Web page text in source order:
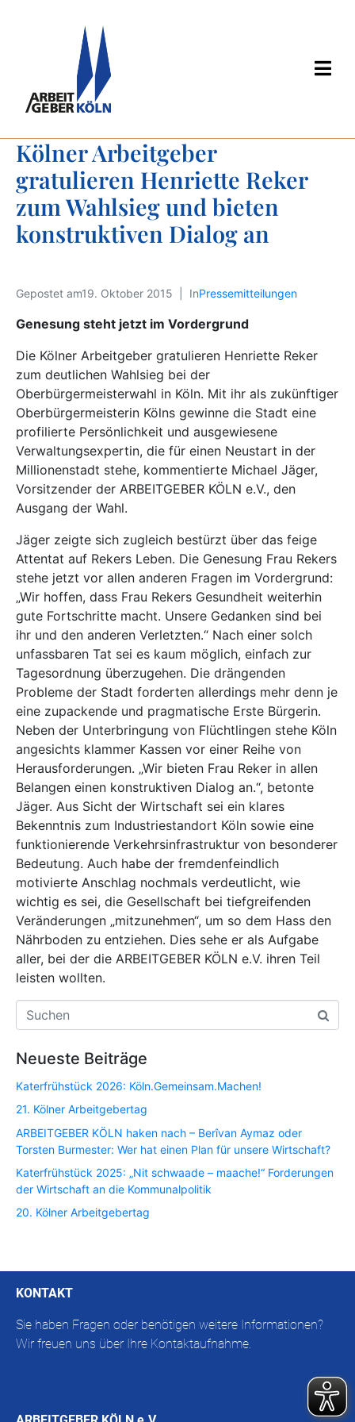
Kölner Arbeitgeber
gratulieren Henriette Reker
zum Wahlsieg und bieten
konstruktiven Dialog an
Gepostet am19. Oktober 2015 InPressemitteilungen
Genesung steht jetzt im Vordergrund
Die Kölner Arbeitgeber gratulieren Henriette Reker
zum deutlichen Wahlsieg bei der
Oberbürgermeisterwahl in Köln. Mit ihr als zukünftiger
Oberbürgermeisterin Kölns gewinne die Stadt eine
profilierte Persönlichkeit und ausgewiesene
Verwaltungsexpertin, die für einen Neustart in der
Millionenstadt stehe, kommentierte Michael Jäger,
Vorsitzender der ARBEITGEBER KÖLN e.V., den
Ausgang der Wahl.
Jäger zeigte sich zugleich bestürzt über das feige
Attentat auf Rekers Leben. Die Genesung Frau Rekers
stehe jetzt vor allen anderen Fragen im Vordergrund:
„Wir hoffen, dass Frau Rekers Gesundheit weiterhin
gute Fortschritte macht. Unsere Gedanken sind bei
ihr und den anderen Verletzten.“ Nach einer solch
unfassbaren Tat sei es kaum möglich, einfach zur
Tagesordnung überzugehen. Die drängenden
Probleme der Stadt forderten allerdings mehr denn je
eine zupackende und pragmatische Erste Bürgerin.
Neben der Unterbringung von Flüchtlingen stehe Köln
angesichts klammer Kassen vor einer Reihe von
Herausforderungen. „Wir bieten Frau Reker in allen
Belangen einen konstruktiven Dialog an.“, betonte
Jäger. Aus Sicht der Wirtschaft sei ein klares
Bekenntnis zum Industriestandort Köln sowie eine
funktionierende Verkehrsinfrastruktur von besonderer
Bedeutung. Auch habe der fremdenfeindlich
motivierte Anschlag nochmals verdeutlicht, wie
wichtig es sei, die Gesellschaft bei tiefgreifenden
Veränderungen „mitzunehmen“, um so dem Hass den
Nährboden zu entziehen. Dies sehe er als Aufgabe
aller, bei der die ARBEITGEBER KÖLN e.V. ihren Teil
leisten wollten.
Neueste Beiträge
Katerfrühstück 2026: Köln.Gemeinsam.Machen!
21. Kölner Arbeitgebertag
ARBEITGEBER KÖLN haken nach – Berîvan Aymaz oder
Torsten Burmester: Wer hat einen Plan für unsere Wirtschaft?
Katerfrühstück 2025: „Nit schwaade – maache!“ Forderungen
der Wirtschaft an die Kommunalpolitik
20. Kölner Arbeitgebertag
KONTAKT
Sie haben Fragen oder benötigen weitere Informationen?
Wir freuen uns über Ihre Kontaktaufnahme.